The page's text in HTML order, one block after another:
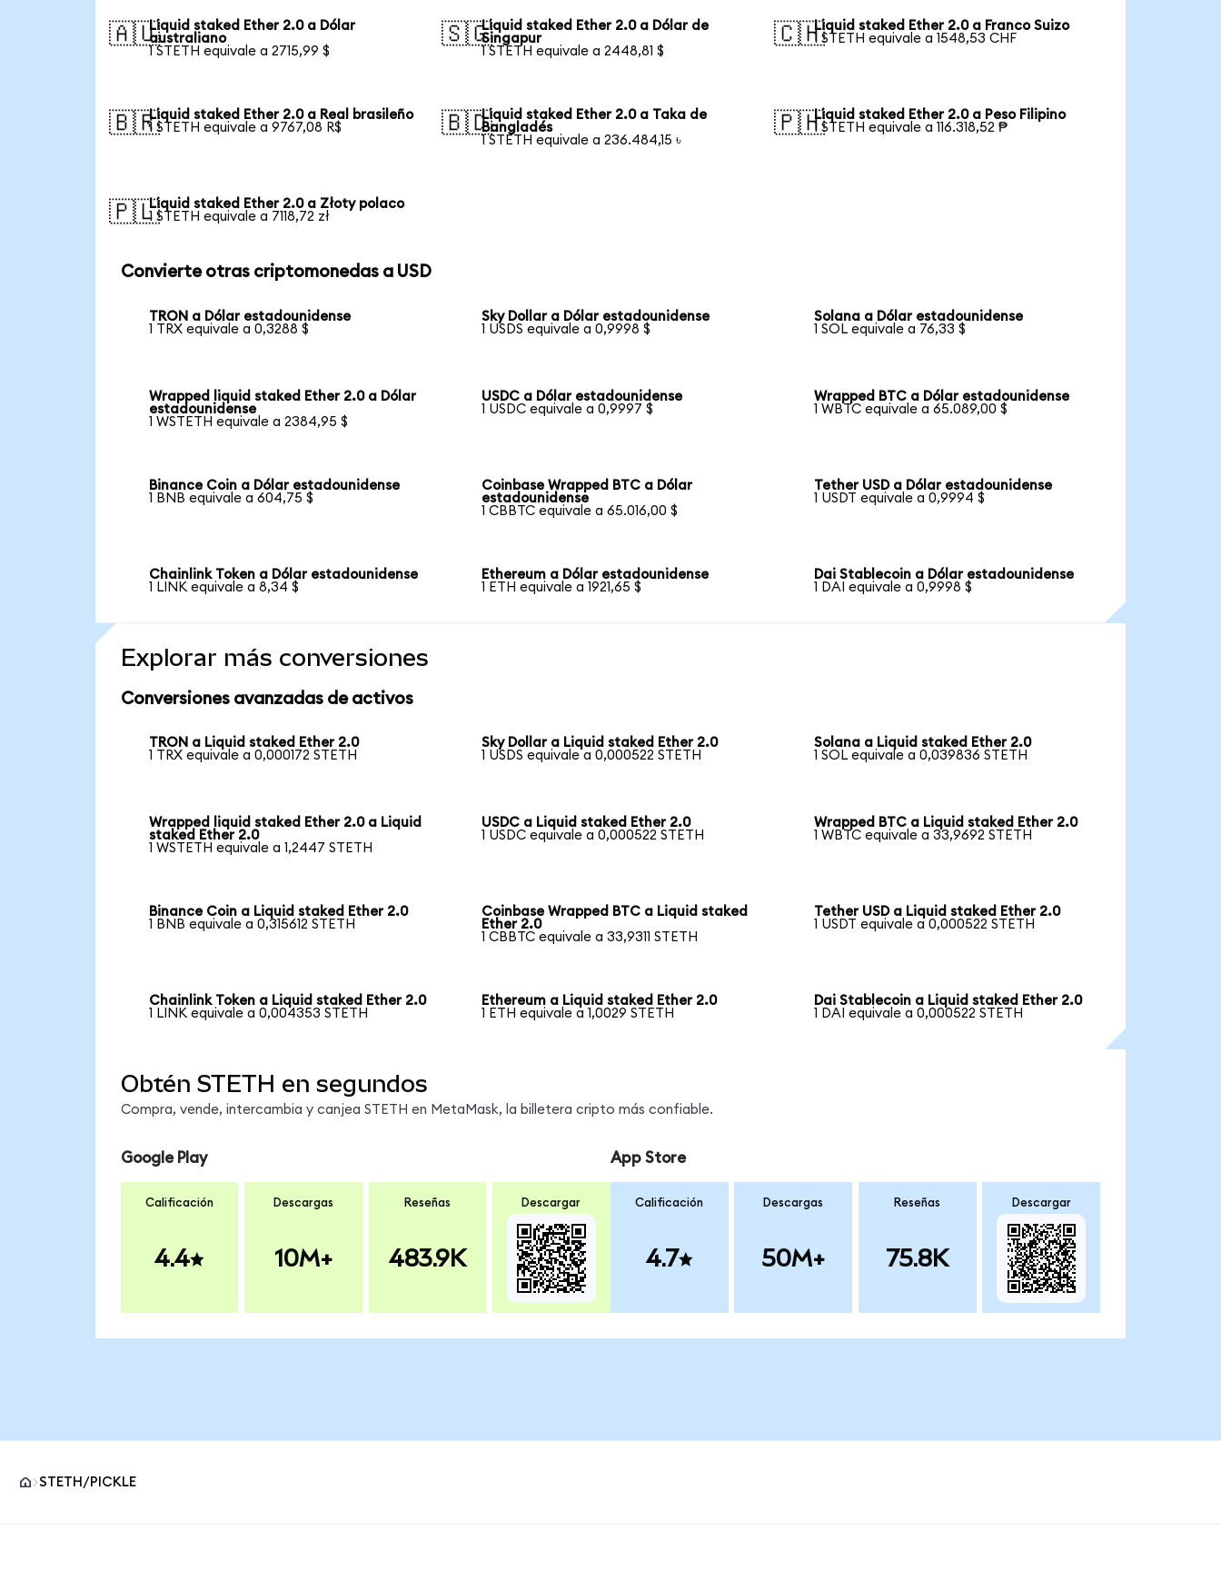
🇦🇺Liquid staked Ether 2.0 a Dólar
australiano
1 STETH equivale a 2715,99 $
🇸🇬Liquid staked Ether 2.0 a Dólar de
Singapur
1 STETH equivale a 2448,81 $
🇨🇭Liquid staked Ether 2.0 a Franco Suizo
1 STETH equivale a 1548,53 CHF
🇧🇷Liquid staked Ether 2.0 a Real brasileño
1 STETH equivale a 9767,08 R$
🇧🇩Liquid staked Ether 2.0 a Taka de
Bangladés
1 STETH equivale a 236.484,15 ৳
🇵🇭Liquid staked Ether 2.0 a Peso Filipino
1 STETH equivale a 116.318,52 ₱
🇵🇱Liquid staked Ether 2.0 a Złoty polaco
1 STETH equivale a 7118,72 zł
Convierte otras criptomonedas a USD
TRON a Dólar estadounidense
1 TRX equivale a 0,3288 $
Sky Dollar a Dólar estadounidense
1 USDS equivale a 0,9998 $
Solana a Dólar estadounidense
1 SOL equivale a 76,33 $
Wrapped liquid staked Ether 2.0 a Dólar
estadounidense
1 WSTETH equivale a 2384,95 $
USDC a Dólar estadounidense
1 USDC equivale a 0,9997 $
Wrapped BTC a Dólar estadounidense
1 WBTC equivale a 65.089,00 $
Binance Coin a Dólar estadounidense
1 BNB equivale a 604,75 $
Coinbase Wrapped BTC a Dólar
estadounidense
1 CBBTC equivale a 65.016,00 $
Tether USD a Dólar estadounidense
1 USDT equivale a 0,9994 $
Chainlink Token a Dólar estadounidense
1 LINK equivale a 8,34 $
Ethereum a Dólar estadounidense
1 ETH equivale a 1921,65 $
Dai Stablecoin a Dólar estadounidense
1 DAI equivale a 0,9998 $
Explorar más conversiones
Conversiones avanzadas de activos
TRON a Liquid staked Ether 2.0
1 TRX equivale a 0,000172 STETH
Sky Dollar a Liquid staked Ether 2.0
1 USDS equivale a 0,000522 STETH
Solana a Liquid staked Ether 2.0
1 SOL equivale a 0,039836 STETH
Wrapped liquid staked Ether 2.0 a Liquid
staked Ether 2.0
1 WSTETH equivale a 1,2447 STETH
USDC a Liquid staked Ether 2.0
1 USDC equivale a 0,000522 STETH
Wrapped BTC a Liquid staked Ether 2.0
1 WBTC equivale a 33,9692 STETH
Binance Coin a Liquid staked Ether 2.0
1 BNB equivale a 0,315612 STETH
Coinbase Wrapped BTC a Liquid staked
Ether 2.0
1 CBBTC equivale a 33,9311 STETH
Tether USD a Liquid staked Ether 2.0
1 USDT equivale a 0,000522 STETH
Chainlink Token a Liquid staked Ether 2.0
1 LINK equivale a 0,004353 STETH
Ethereum a Liquid staked Ether 2.0
1 ETH equivale a 1,0029 STETH
Dai Stablecoin a Liquid staked Ether 2.0
1 DAI equivale a 0,000522 STETH
Obtén STETH en segundos
Compra, vende, intercambia y canjea STETH en MetaMask, la billetera cripto más confiable.
Google Play
Calificación
4.4
Descargas
10M+
Reseñas
483.9K
Descargar
App Store
Calificación
4.7
Descargas
50M+
Reseñas
75.8K
Descargar
STETH/PICKLE